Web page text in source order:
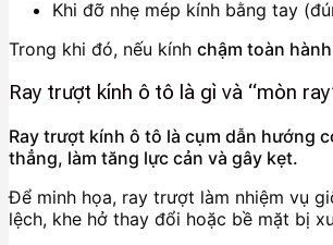
Khi đỡ nhẹ mép kính bằng tay
Trong khi đó, nếu kính chậm toàn
Ray trượt kính ô tô là gì và “mòn
Ray trượt kính ô tô là cụm dẫn hướng
thẳng, làm tăng lực cản và gây kẹt.
Để minh họa, ray trượt làm nhiệm vụ
lệch, khe hở thay đổi hoặc bề mặt bị